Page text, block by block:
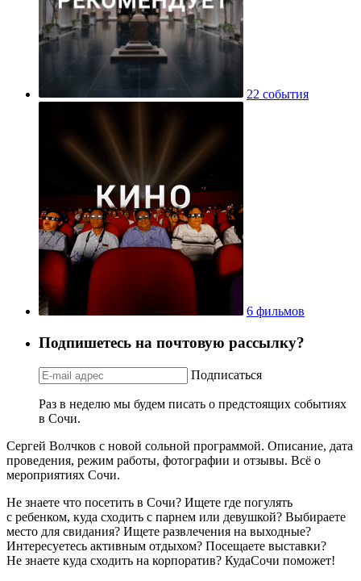
22 события
6 фильмов
Подпишетесь на почтовую рассылку?
Подписаться
Раз в неделю мы будем писать о предстоящих событиях
в Сочи.
Сергей Волчков с новой сольной программой. Описание, дата
проведения, режим работы, фотографии и отзывы. Всё о
мероприятиях Сочи.
Не знаете что посетить в Сочи? Ищете где погулять
с ребенком, куда сходить с парнем или девушкой? Выбираете
место для свидания? Ищете развлечения на выходные?
Интересуетесь активным отдыхом? Посещаете выставки?
Не знаете куда сходить на корпоратив? КудаСочи поможет!